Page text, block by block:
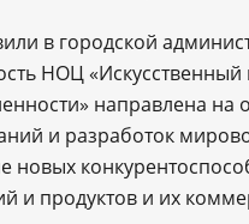
в городской
НОЦ «Искусственный
направлена на
и разработок
новых
и продуктов и их